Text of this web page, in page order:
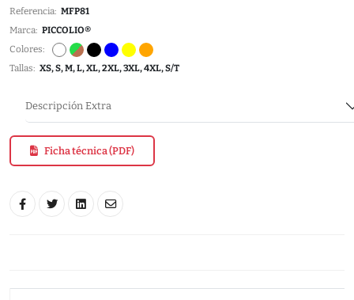
Referencia: MFP81
Marca: PICCOLIO®
Colores:
Tallas: XS, S, M, L, XL, 2XL, 3XL, 4XL, S/T
Descripción Extra
Ficha técnica (PDF)